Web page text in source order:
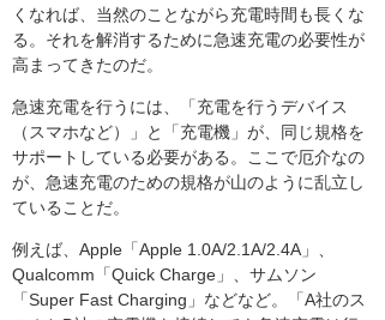
くなれば、当然のことながら充電時間も長くな
る。それを解消するために急速充電の必要性が
高まってきたのだ。
急速充電を行うには、「充電を行うデバイス
（スマホなど）」と「充電機」が、同じ規格を
サポートしている必要がある。ここで厄介なの
が、急速充電のための規格が山のように乱立し
ていることだ。
例えば、Apple「Apple 1.0A/2.1A/2.4A」、
Qualcomm「Quick Charge」、サムソン
「Super Fast Charging」などなど。「A社のス